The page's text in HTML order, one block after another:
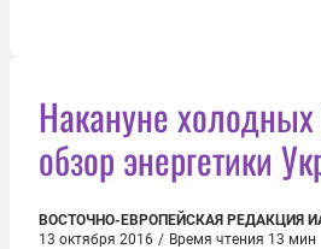
Накануне холодных
обзор энергетики
ВОСТОЧНО-ЕВРОПЕЙСКАЯ РЕДАКЦИЯ ИА
13 октября 2016 / Время чтения 13 мин